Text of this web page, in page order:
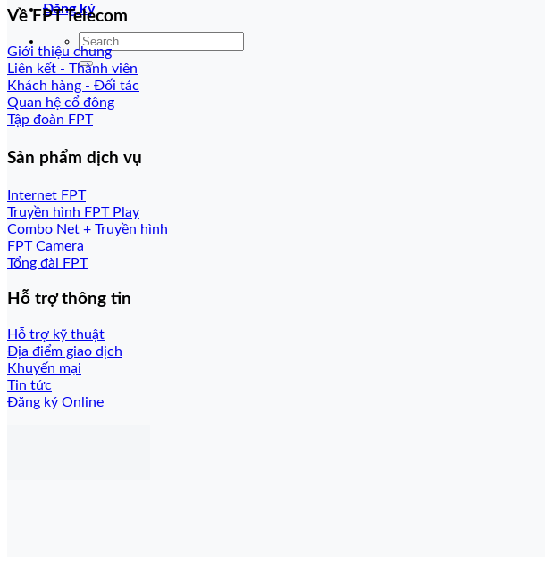
Đăng ký
Về FPT Telecom
Giới thiệu chung
Liên kết - Thành viên
Khách hàng - Đối tác
Quan hệ cổ đông
Tập đoàn FPT
Sản phẩm dịch vụ
Internet FPT
Truyền hình FPT Play
Combo Net + Truyền hình
FPT Camera
Tổng đài FPT
Hỗ trợ thông tin
Hỗ trợ kỹ thuật
Địa điểm giao dịch
Khuyến mại
Tin tức
Đăng ký Online